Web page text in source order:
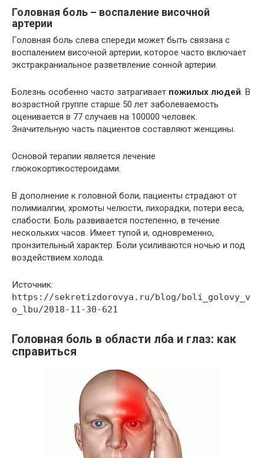
Головная боль – воспаление височной
артерии
Головная боль слева спереди может быть связана с
воспалением височной артерии, которое часто включает
экстракраниальное разветвление сонной артерии.
Болезнь особенно часто затрагивает пожилых людей. В
возрастной группе старше 50 лет заболеваемость
оценивается в 77 случаев на 100000 человек.
Значительную часть пациентов составляют женщины.
Основой терапии является лечение
глюкокортикостероидами.
В дополнение к головной боли, пациенты страдают от
полимиалгии, хромоты челюсти, лихорадки, потери веса,
слабости. Боль развивается постепенно, в течение
нескольких часов. Имеет тупой и, одновременно,
пронзительный характер. Боли усиливаются ночью и под
воздействием холода.
Источник:
https://sekretizdorovya.ru/blog/boli_golovy_v
o_lbu/2018-11-30-621
Головная боль в области лба и глаз: как
справиться